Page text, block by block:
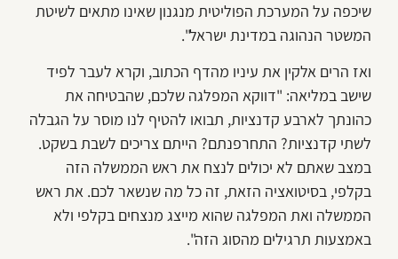
שיכפה על המערכת הפוליטית מנגנון שאינו מתאים לשיטת
המשטר הנהוגה במדינת ישראל".
ואז הרים אלקין את עיניו מהדף הכתוב, וקרא לעבר לפיד
שישב במליאה: "דווקא המפלגה שלכם, שהבטיחה את
כהונתך לארבע קדנציות, תבואו להטיף לנו מוסר על הגבלה
לשתי קדנציות? התחרפנתם? הייתם צריכים לשבת בשקט.
במצב שאתם לא יכולים לנצח את ראש הממשלה הזה
בקלפי, בסיטואציה הזאת, זה כל מה שנשאר לכם. את ראש
הממשלה ואת המפלגה שהוא מייצג מנצחים בקלפי ולא
באמצעות תרגילים מהסוג הזה".